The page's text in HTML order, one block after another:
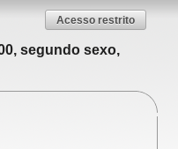
Acesso restrito
segundo sexo,